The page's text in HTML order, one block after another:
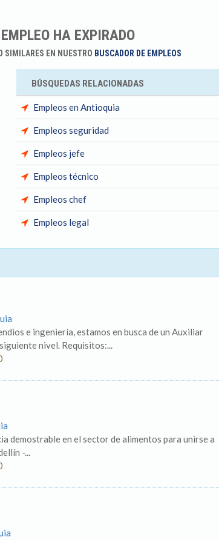
HA EXPIRADO
SIMILARES EN NUESTRO BUSCADOR DE EMPLEOS
BÚSQUEDAS RELACIONADAS
Empleos en Antioquia
Empleos seguridad
Empleos jefe
Empleos técnico
Empleos chef
Empleos legal
e ingeniería, estamos en busca de un Auxiliar
nivel. Requisitos:...
demostrable en el sector de alimentos para unirse a
-...